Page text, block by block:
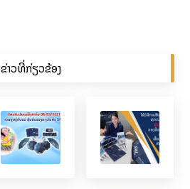
ຂ່າວທີ່ກ່ຽວຂ້ອງ